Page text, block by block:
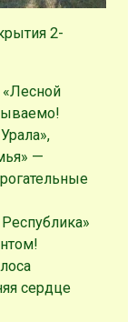
2-
—
сердце